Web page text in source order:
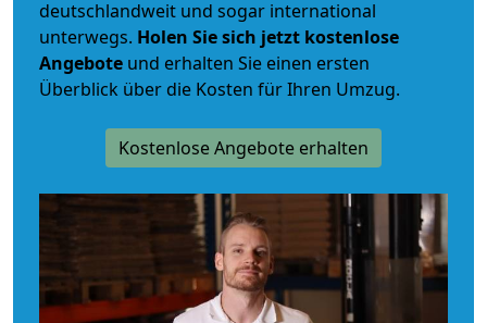
deutschlandweit und sogar international
unterwegs. Holen Sie sich jetzt kostenlose
Angebote und erhalten Sie einen ersten
Überblick über die Kosten für Ihren Umzug.
Kostenlose Angebote erhalten